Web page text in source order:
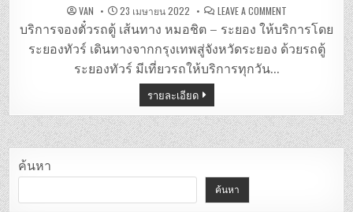
VAN 23 เมษายน 2022 LEAVE A COMMENTON
ตู้
หมอชิต
–
ระยอง
บริการจองตั๋วรถตู้ เส้นทาง หมอชิต – ระยอง ให้บริการโดย
ระยองทัวร์ เดินทางจากกรุงเทพสู่จังหวัดระยอง ด้วยรถตู้
ระยองทัวร์ มีเที่ยวรถให้บริการทุกวัน…
รายละเอียด
ค้นหา
ค้นหา